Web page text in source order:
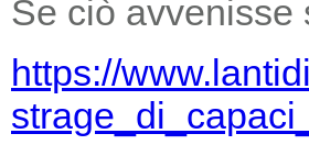
Se ciò avvenisse
https://